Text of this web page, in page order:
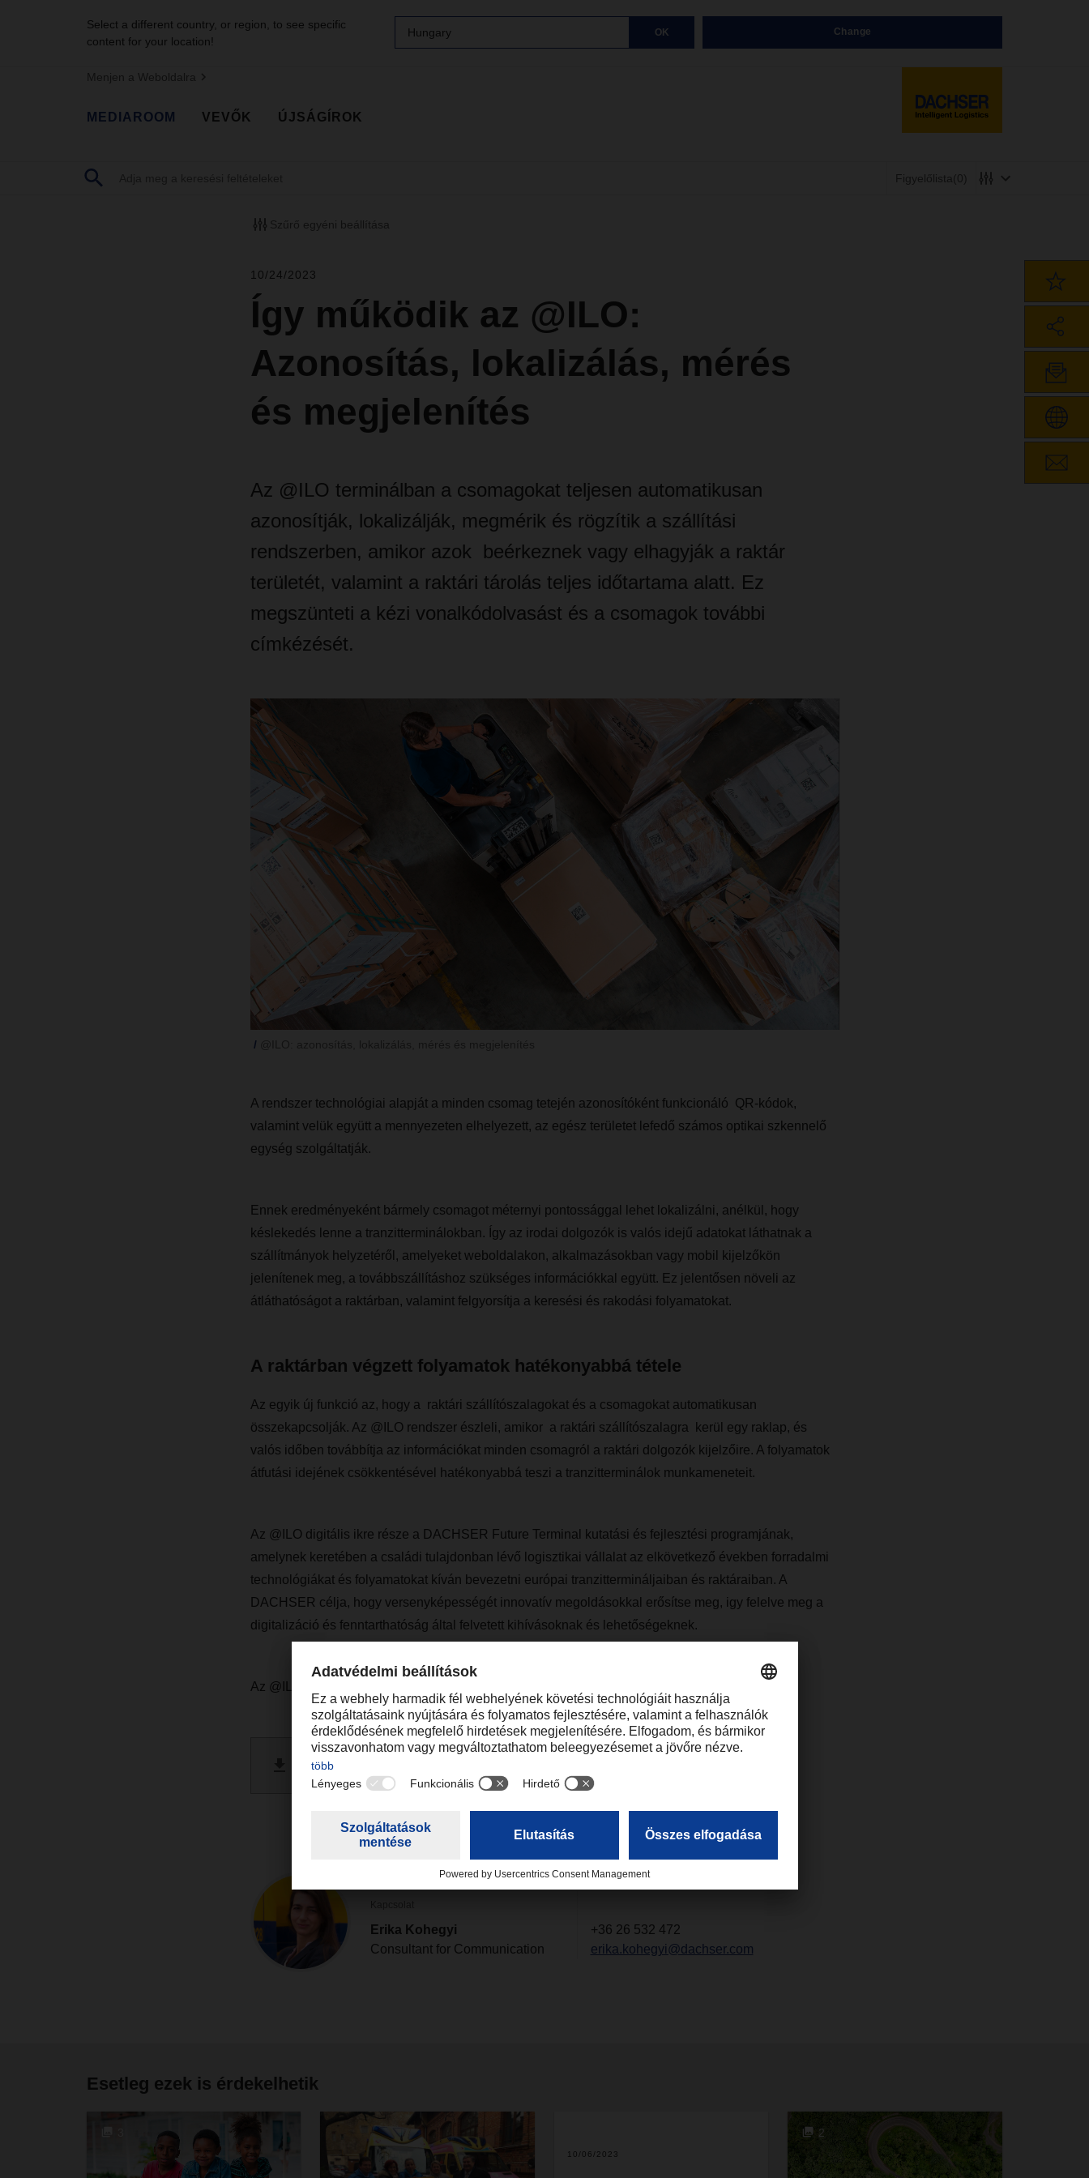
Select a different country, or region, to see specific
content for your location!
Hungary OK Change
Menjen a Weboldalra
MEDIAROOM VEVŐK ÚJSÁGÍROK
Figyelőlista (0)
Szűrő egyéni beállítása
10/24/2023
Így működik az @ILO:
Azonosítás, lokalizálás, mérés
és megjelenítés
Az @ILO terminálban a csomagokat teljesen automatikusan
azonosítják, lokalizálják, megmérik és rögzítik a szállítási
rendszerben, amikor azok beérkeznek vagy elhagyják a raktár
területét, valamint a raktári tárolás teljes időtartama alatt. Ez
megszünteti a kézi vonalkódolvasást és a csomagok további
címkézését.
A rendszer technológiai alapját a minden csomag tetején azonosítóként funkcionáló QR-kódok,
valamint velük együtt a mennyezeten elhelyezett, az egész területet lefedő számos optikai szkennelő
egység szolgáltatják.
Ennek eredményeként bármely csomagot méternyi pontossággal lehet lokalizálni, anélkül, hogy
késlekedés lenne a tranzitterminálokban. Így az irodai dolgozók is valós idejű adatokat láthatnak a
szállítmányok helyzetéről, amelyeket weboldalakon, alkalmazásokban vagy mobil kijelzőkön
jelenítenek meg, a továbbszállításhoz szükséges információkkal együtt. Ez jelentősen növeli az
átláthatóságot a raktárban, valamint felgyorsítja a keresési és rakodási folyamatokat.
A raktárban végzett folyamatok hatékonyabbá tétele
Az egyik új funkció az, hogy a raktári szállítószalagokat és a csomagokat automatikusan
összekapcsolják. Az @ILO rendszer észleli, amikor a raktári szállítószalagra kerül egy raklap, és
valós időben továbbítja az információkat minden csomagról a raktári dolgozók kijelzőire. A folyamatok
átfutási idejének csökkentésével hatékonyabbá teszi a tranzitterminálok munkameneteit.
Az @ILO digitális ikre része a DACHSER Future Terminal kutatási és fejlesztési programjának,
amelynek keretében a családi tulajdonban lévő logisztikai vállalat az elkövetkező években forradalmi
technológiákat és folyamatokat kíván bevezetni európai tranzittermináljaiban és raktáraiban. A
DACHSER célja, hogy versenyképességét innovatív megoldásokkal erősítse meg, igy felelve meg a
digitalizáció és fenntarthatóság által felvetett kihívásoknak és lehetőségeknek.
Az @ILO működésének összefoglalását megtalálja a mellékelt PDF fájlban.
További részletek az @ILO-ról
PDF (0,16 MB)
Erika Kohegyi
Consultant for Communication
+36 26 532 472
erika.kohegyi@dachser.com
Esetleg ezek is érdekelhetik
10/06/2023
2